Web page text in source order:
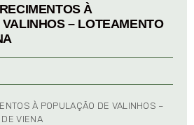
À
– LOTEAMENTO
À POPULAÇÃO DE VALINHOS –
VIENA